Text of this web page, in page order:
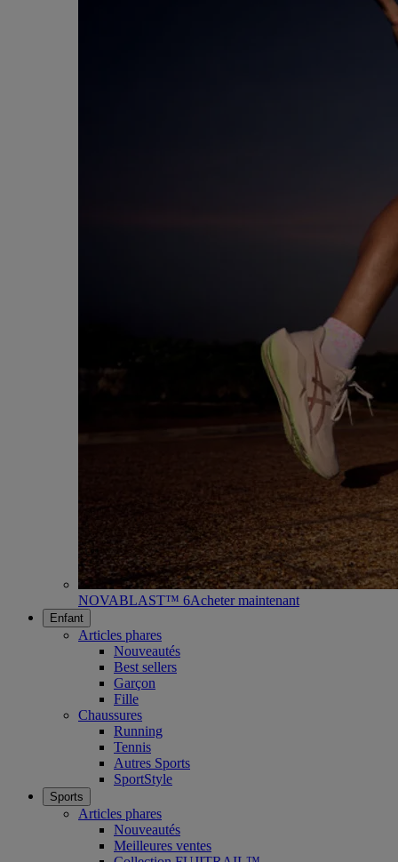
NOVABLAST™ 6Acheter maintenant
Enfant
Articles phares
Nouveautés
Best sellers
Garçon
Fille
Chaussures
Running
Tennis
Autres Sports
SportStyle
Sports
Articles phares
Nouveautés
Meilleures ventes